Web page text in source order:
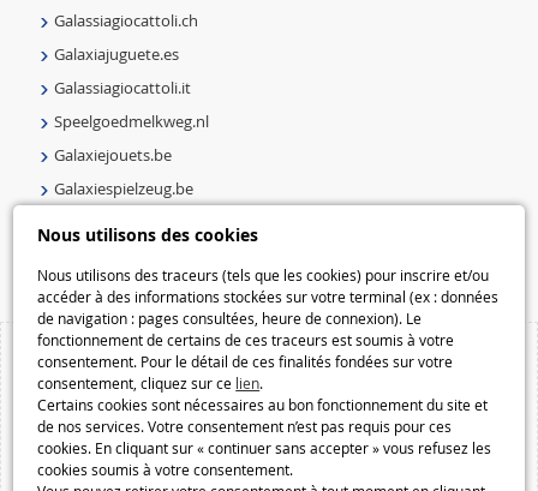
Nous utilisons des cookies
Nous utilisons des traceurs (tels que les cookies) pour inscrire et/ou
accéder à des informations stockées sur votre terminal (ex : données
de navigation : pages consultées, heure de connexion). Le
fonctionnement de certains de ces traceurs est soumis à votre
consentement. Pour le détail de ces finalités fondées sur votre
consentement, cliquez sur ce lien.
Certains cookies sont nécessaires au bon fonctionnement du site et
de nos services. Votre consentement n’est pas requis pour ces
cookies. En cliquant sur « continuer sans accepter » vous refusez les
cookies soumis à votre consentement.
Galassiagiocattoli.ch
Galaxiajuguete.es
Galassiagiocattoli.it
Speelgoedmelkweg.nl
Galaxiejouets.be
Galaxiespielzeug.be